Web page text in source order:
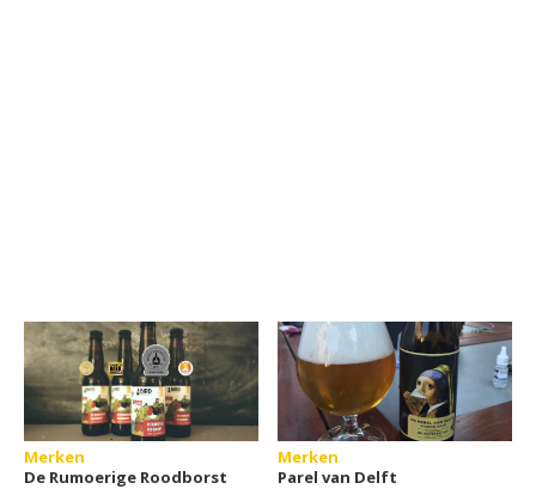
Merken
De Rumoerige Roodborst
Merken
Parel van Delft